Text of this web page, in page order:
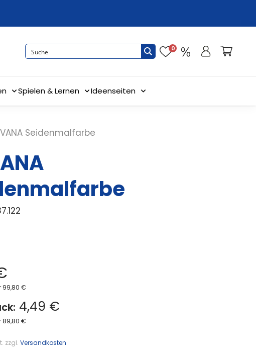
0
Spielen & Lernen Ideenseiten
Seidenmalfarbe
99,80 €
4,49 €
89,80 €
zzgl.Versandkosten